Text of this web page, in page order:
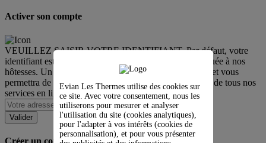
Evian Les Thermes utilise des cookies sur
ce site. Avec votre consentement, nous les
utiliserons pour mesurer et analyser
l'utilisation du site (cookies analytiques),
pour l'adapter à vos intérêts (cookies de
personnalisation), et pour vous présenter
Activer son compte
VEUILLEZ SAISIR VOTRE IDENTIFIANT. Par défaut, votre
identifiant est l’adresse email que vous avez communiquée à nos
hôtesses. Un courriel vous sera immédiatement envoyé et vous
permettra de créer votre mot de passe et ainsi bénéficier de tous nos
services en ligne.
Créer un compte